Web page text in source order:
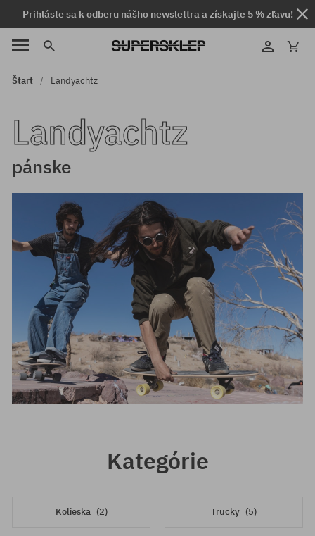
Prihláste sa k odberu nášho newslettra a získajte 5 % zľavu!
Štart Landyachtz
Landyachtz
pánske
Kategórie
Kolieska (2) Trucky (5)